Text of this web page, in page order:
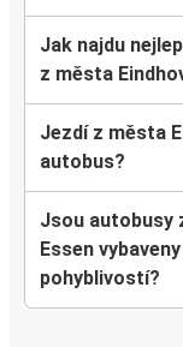
Jak najdu
z města
Jezdí z města
autobus?
Jsou autobusy
Essen
pohyblivostí?